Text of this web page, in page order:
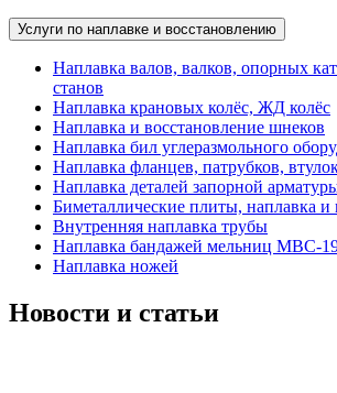
Услуги по наплавке и восстановлению
Наплавка валов, валков, опорных
станов
Наплавка крановых колёс, ЖД колёс
Наплавка и восстановление шнеков
Наплавка бил углеразмольного
Наплавка фланцев, патрубков,
Наплавка деталей запорной
Биметаллические плиты, наплавка и
Внутренняя наплавка трубы
Наплавка бандажей мельниц МВС-
Наплавка ножей
Новости и статьи